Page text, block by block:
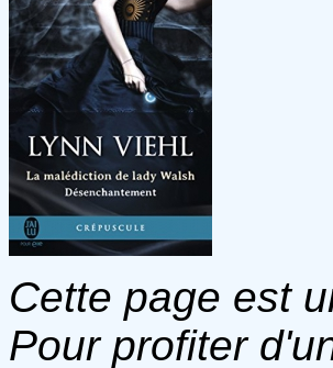
Cette page est
Pour profiter